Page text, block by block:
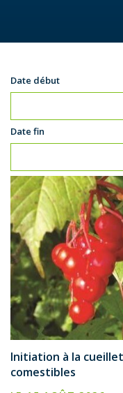
Date début
Date fin
Initiation à la
comestibles